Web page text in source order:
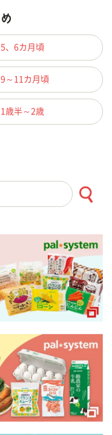
5、6カ月頃
9～11カ月頃
1歳半～2歳